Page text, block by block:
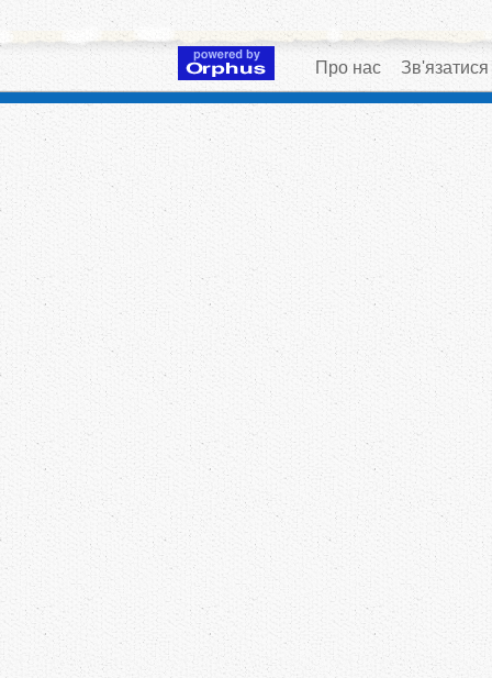
Про нас